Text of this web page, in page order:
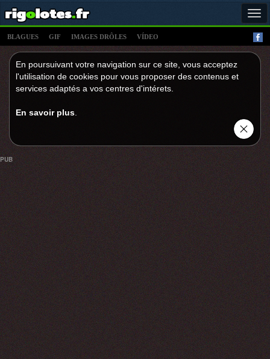
BLAGUES GIF IMAGES DRÔLES VÍDEO
En poursuivant votre navigation sur ce site, vous acceptez
l'utilisation de cookies pour vous proposer des contenus et
services adaptés a vos centres d'intérets.
En savoir plus
PUB